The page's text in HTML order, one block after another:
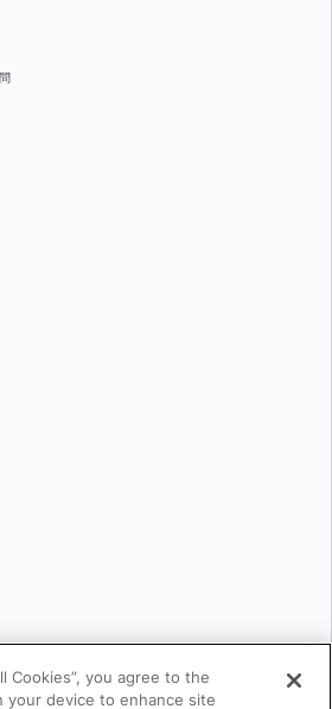
Cookies”, you agree to the
your device to enhance site